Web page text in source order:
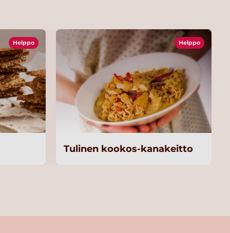
Helppo Helppo
Tulinen kookos-kanakeitto